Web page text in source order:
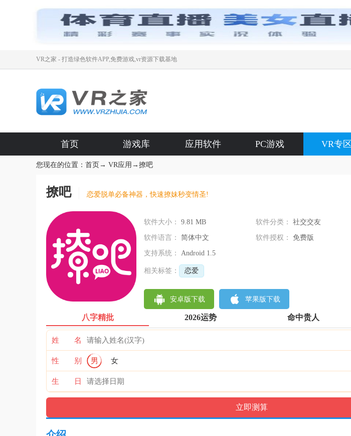
VR之家 - 打造绿色软件APP,免费游戏,vr资源下载基地
首页 游戏库 应用软件 PC游戏 VR专区
您现在的位置： 首页 → VR应用 → 撩吧
撩吧 恋爱脱单必备神器，快速撩妹秒变情圣!
软件大小： 9.81 MB 软件分类： 社交交友
软件语言： 简体中文 软件授权： 免费版
支持系统： Android 1.5
相关标签： 恋爱
安卓版下载 苹果版下载
八字精批 2026运势 命中贵人
姓 名
性 别 男 女
生 日